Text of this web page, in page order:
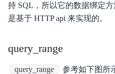
化
Sugar
持 SQL，所以它的数据绑定
是基于 HTTP api 来实现的。
query_range
query_range 参考如下图所